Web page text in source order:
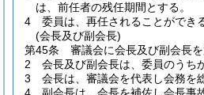
は、前任者の残任期間とする。
4
委員は、再任されることができ
(会長及び副会長)
第45条
審議会に会長及び副会長を
2
会長及び副会長は、委員のうち
3
会長は、審議会を代表し会務を